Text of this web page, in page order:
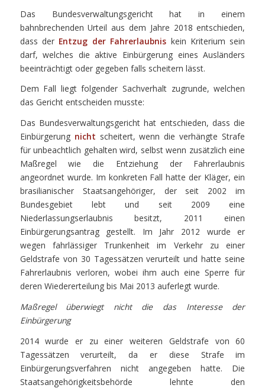
Das Bundesverwaltungsgericht hat in einem
bahnbrechenden Urteil aus dem Jahre 2018 entschieden,
dass der Entzug der Fahrerlaubnis kein Kriterium sein
darf, welches die aktive Einbürgerung eines Ausländers
beeinträchtigt oder gegeben falls scheitern lässt.
Dem Fall liegt folgender Sachverhalt zugrunde, welchen
das Gericht entscheiden musste:
Das Bundesverwaltungsgericht hat entschieden, dass die
Einbürgerung nicht scheitert, wenn die verhängte Strafe
für unbeachtlich gehalten wird, selbst wenn zusätzlich eine
Maßregel wie die Entziehung der Fahrerlaubnis
angeordnet wurde. Im konkreten Fall hatte der Kläger, ein
brasilianischer Staatsangehöriger, der seit 2002 im
Bundesgebiet lebt und seit 2009 eine
Niederlassungserlaubnis besitzt, 2011 einen
Einbürgerungsantrag gestellt. Im Jahr 2012 wurde er
wegen fahrlässiger Trunkenheit im Verkehr zu einer
Geldstrafe von 30 Tagessätzen verurteilt und hatte seine
Fahrerlaubnis verloren, wobei ihm auch eine Sperre für
deren Wiedererteilung bis Mai 2013 auferlegt wurde.
Maßregel überwiegt nicht die das Interesse der
Einbürgerung
2014 wurde er zu einer weiteren Geldstrafe von 60
Tagessätzen verurteilt, da er diese Strafe im
Einbürgerungsverfahren nicht angegeben hatte. Die
Staatsangehörigkeitsbehörde lehnte den